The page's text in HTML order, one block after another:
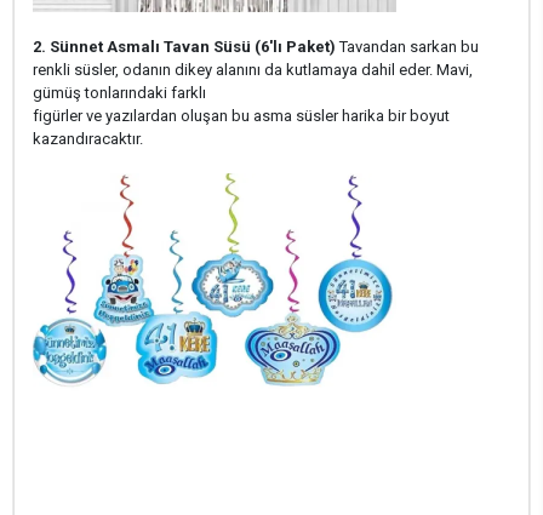
2. Sünnet Asmalı Tavan Süsü (6'lı Paket) Tavandan sarkan bu
renkli süsler, odanın dikey alanını da kutlamaya dahil eder. Mavi,
gümüş tonlarındaki farklı
figürler ve yazılardan oluşan bu asma süsler harika bir boyut
kazandıracaktır.